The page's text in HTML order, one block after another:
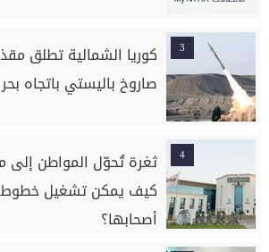
3
كوريا الشمالية تطلق
صاروخ باليستي باتجاه بحر
4
ثغرة تُحوّل المواطن
كيف يمكن تشغيل خطوط
أصحابها؟